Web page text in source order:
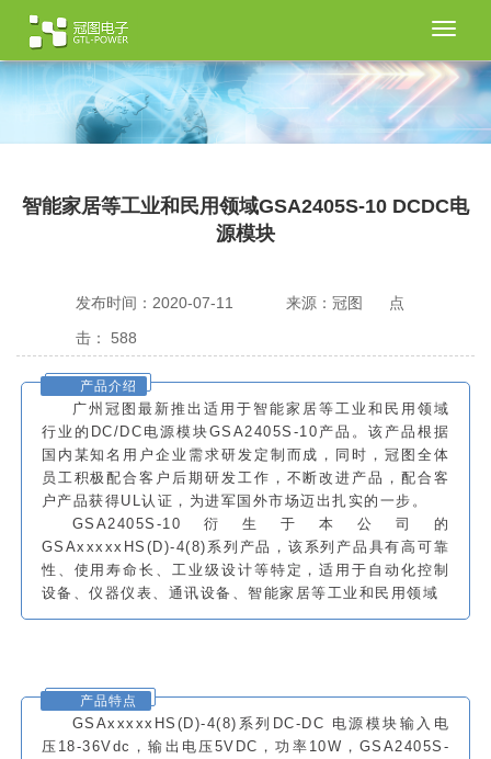
切
导
航
智能家居等工业和民用领域GSA2405S-10 DCDC电
源模块
发布时间：2020-07-11 来源：冠图
点
击：
588
产品介绍
广州冠图最新推出适用于智能家居等工业和民用领域
行业的DC/DC电源模块GSA2405S-10产品。该产品根据
国内某知名用户企业需求研发定制而成，同时，冠图全体
员工积极配合客户后期研发工作，不断改进产品，配合客
户产品获得UL认证，为进军国外市场迈出扎实的一步。
GSA2405S-10衍生于本公司的
GSAxxxxxHS(D)-4(8)系列产品，该系列产品具有高可靠
性、使用寿命长、工业级设计等特定，适用于自动化控制
设备、仪器仪表、通讯设备、智能家居等工业和民用领域
产品特点
GSAxxxxxHS(D)-4(8)系列DC-DC 电源模块输入电
压18-36Vdc，输出电压5VDC，功率10W，GSA2405S-